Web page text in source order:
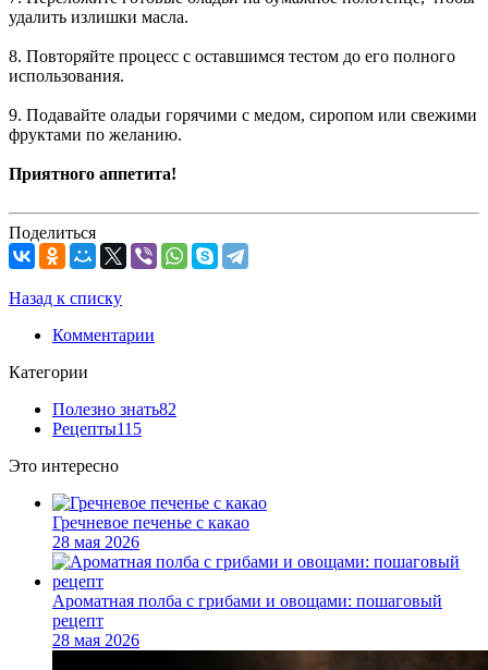
удалить излишки масла.
8. Повторяйте процесс с оставшимся тестом до его полного
использования.
9. Подавайте оладьи горячими с медом, сиропом или свежими
фруктами по желанию.
Приятного аппетита!
Поделиться
Назад к списку
Комментарии
Категории
Полезно знать82
Рецепты115
Это интересно
Гречневое печенье с какао
28 мая 2026
Ароматная полба с грибами и овощами: пошаговый
рецепт
28 мая 2026